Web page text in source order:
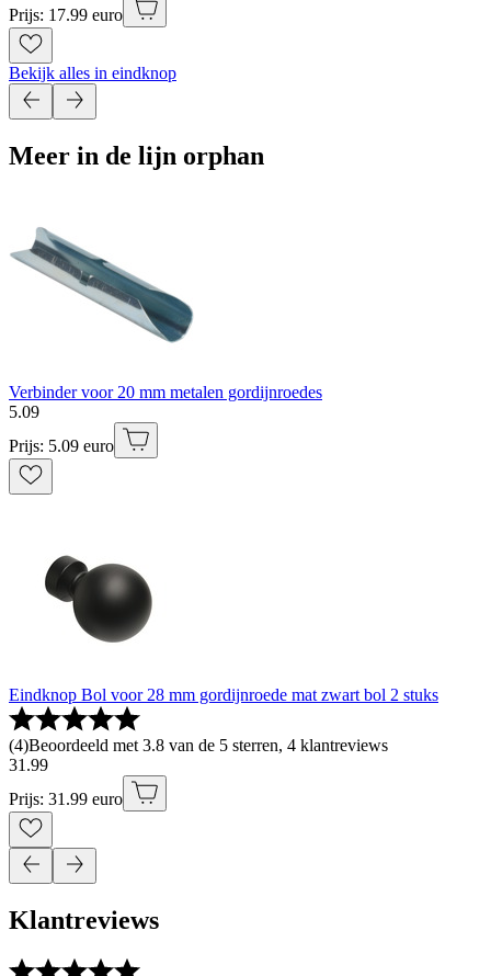
Prijs: 17.99 euro
Bekijk alles in eindknop
Meer in de lijn orphan
Verbinder voor 20 mm metalen gordijnroedes
5.09
Prijs: 5.09 euro
Eindknop Bol voor 28 mm gordijnroede mat zwart bol 2 stuks
(4)Beoordeeld met 3.8 van de 5 sterren, 4 klantreviews
31.99
Prijs: 31.99 euro
Klantreviews